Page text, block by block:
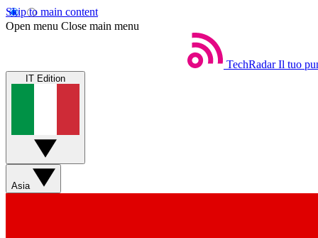
Skip to main content
Open menu Close main menu
TechRadar Il tuo
IT Edition
Asia